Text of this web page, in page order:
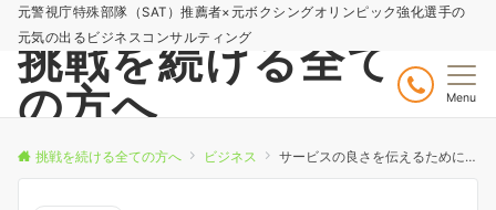
元警視庁特殊部隊（SAT）推薦者×元ボクシングオリンピック強化選手の
元気の出るビジネスコンサルティング
挑戦を続ける全て
の方へ
Menu
挑戦を続ける全ての方へ ビジネス サービスの良さを伝えるために必要なことは？